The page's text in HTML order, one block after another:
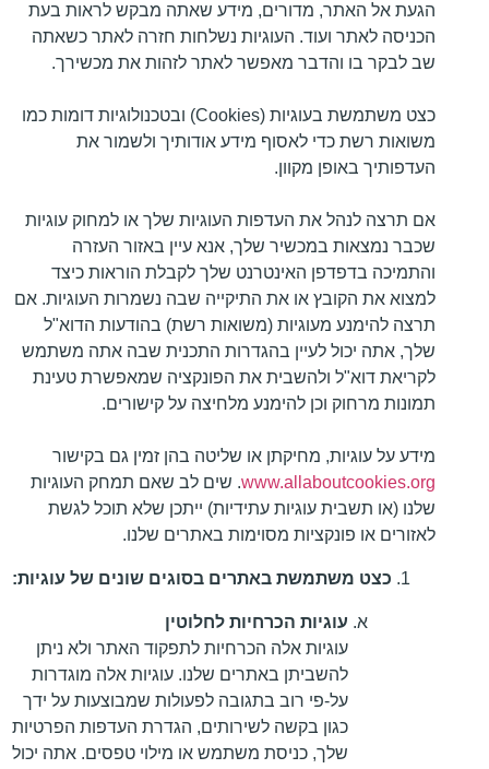
הגעת אל האתר, מדורים, מידע שאתה מבקש לראות בעת
הכניסה לאתר ועוד. העוגיות נשלחות חזרה לאתר כשאתה
שב לבקר בו והדבר מאפשר לאתר לזהות את מכשירך.
כצט משתמשת בעוגיות (Cookies) ובטכנולוגיות דומות כמו
משואות רשת כדי לאסוף מידע אודותיך ולשמור את
העדפותיך באופן מקוון.
אם תרצה לנהל את העדפות העוגיות שלך או למחוק עוגיות
שכבר נמצאות במכשיר שלך, אנא עיין באזור העזרה
והתמיכה בדפדפן האינטרנט שלך לקבלת הוראות כיצד
למצוא את הקובץ או את התיקייה שבה נשמרות העוגיות. אם
תרצה להימנע מעוגיות (משואות רשת) בהודעות הדוא"ל
שלך, אתה יכול לעיין בהגדרות התכנית שבה אתה משתמש
לקריאת דוא"ל ולהשבית את הפונקציה שמאפשרת טעינת
תמונות מרחוק וכן להימנע מלחיצה על קישורים.
מידע על עוגיות, מחיקתן או שליטה בהן זמין גם בקישור
www.allaboutcookies.org. שים לב שאם תמחק העוגיות
שלנו (או תשבית עוגיות עתידיות) ייתכן שלא תוכל לגשת
לאזורים או פונקציות מסוימות באתרים שלנו.
כצט משתמשת באתרים בסוגים שונים של עוגיות:
עוגיות הכרחיות לחלוטין
עוגיות אלה הכרחיות לתפקוד האתר ולא ניתן
להשביתן באתרים שלנו. עוגיות אלה מוגדרות
על-פי רוב בתגובה לפעולות שמבוצעות על ידך
כגון בקשה לשירותים, הגדרת העדפות הפרטיות
שלך, כניסת משתמש או מילוי טפסים. אתה יכול